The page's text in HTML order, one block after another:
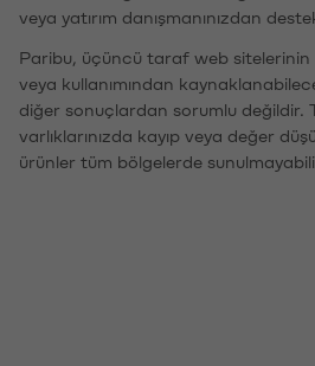
veya yatırım danışmanınızdan
Paribu, üçüncü taraf web sitelerinin
veya kullanımından
diğer sonuçlardan sorumlu değildir.
varlıklarınızda kayıp veya değer
ürünler tüm bölgelerde